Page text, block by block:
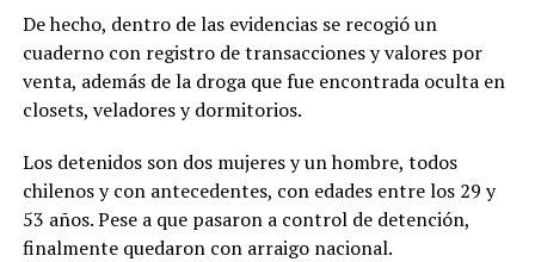
De hecho, dentro de las evidencias se recogió un
cuaderno con registro de transacciones y valores por
venta, además de la droga que fue encontrada oculta en
closets, veladores y dormitorios.
Los detenidos son dos mujeres y un hombre, todos
chilenos y con antecedentes, con edades entre los 29 y
53 años. Pese a que pasaron a control de detención,
finalmente quedaron con arraigo nacional.